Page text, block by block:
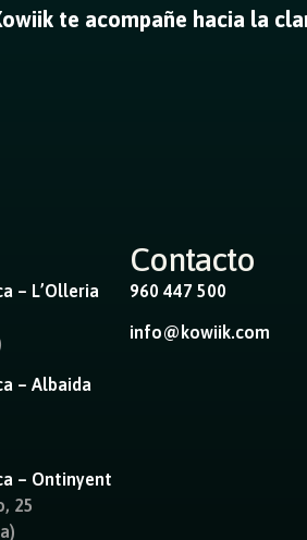
te acompañe hacia la
– L’Olleria
– Albaida
– Ontinyent
25
Contacto
960 447 500
info@kowiik.com